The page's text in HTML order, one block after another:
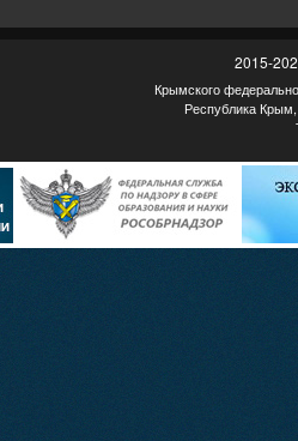
2015-
Крымского
Республика